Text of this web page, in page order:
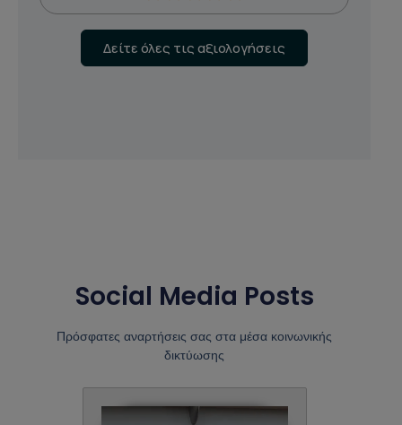
Δείτε όλες τις αξιολογήσεις
Social Media Posts
Πρόσφατες αναρτήσεις σας στα μέσα κοινωνικής
δικτύωσης